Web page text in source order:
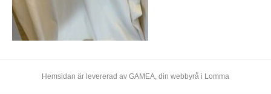
Hemsidan är levererad av GAMEA, din webbyrå i Lomma